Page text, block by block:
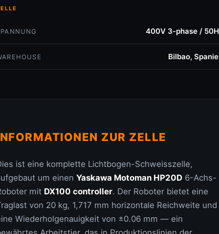
400V 3-phase /
Bilbao,
ZUR ZELLE
ist eine komplette Lichtbogen-Schweisszelle,
um einen Yaskawa Motoman HP20D 6-Achs-
mit DX100 controller. Der Roboter bietet eine
von 20 kg, 1,717 mm horizontale Reichweite und
Wiederholgenauigkeit von ±0.06 mm — ein